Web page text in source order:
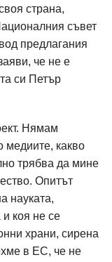
страна,
съвет
предлагания
че не е
си Петър
Нямам
медиите, какво
трябва да мине
Опитът
науката,
и коя не се
храни, сирена
в ЕС, че не